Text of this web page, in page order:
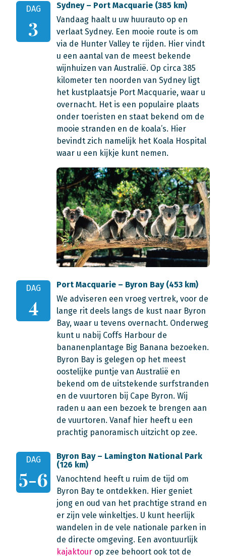
DAG
3
Sydney – Port Macquarie (385 km)
Vandaag haalt u uw huurauto op en
verlaat Sydney. Een mooie route is om
via de Hunter Valley te rijden. Hier vindt
u een aantal van de meest bekende
wijnhuizen van Australië. Op circa 385
kilometer ten noorden van Sydney ligt
het kustplaatsje Port Macquarie, waar u
overnacht. Het is een populaire plaats
onder toeristen en staat bekend om de
mooie stranden en de koala’s. Hier
bevindt zich namelijk het Koala Hospital
waar u een kijkje kunt nemen.
DAG
4
Port Macquarie – Byron Bay (453 km)
We adviseren een vroeg vertrek, voor de
lange rit deels langs de kust naar Byron
Bay, waar u tevens overnacht. Onderweg
kunt u nabij Coffs Harbour de
bananenplantage Big Banana bezoeken.
Byron Bay is gelegen op het meest
oostelijke puntje van Australië en
bekend om de uitstekende surfstranden
en de vuurtoren bij Cape Byron. Wij
raden u aan een bezoek te brengen aan
de vuurtoren. Vanaf hier heeft u een
prachtig panoramisch uitzicht op zee.
DAG
5-6
Byron Bay – Lamington National Park
(126 km)
Vanochtend heeft u ruim de tijd om
Byron Bay te ontdekken. Hier geniet
jong en oud van het prachtige strand en
er zijn vele winkeltjes. U kunt heerlijk
wandelen in de vele nationale parken in
de directe omgeving. Een avontuurlijk
kajaktour op zee behoort ook tot de